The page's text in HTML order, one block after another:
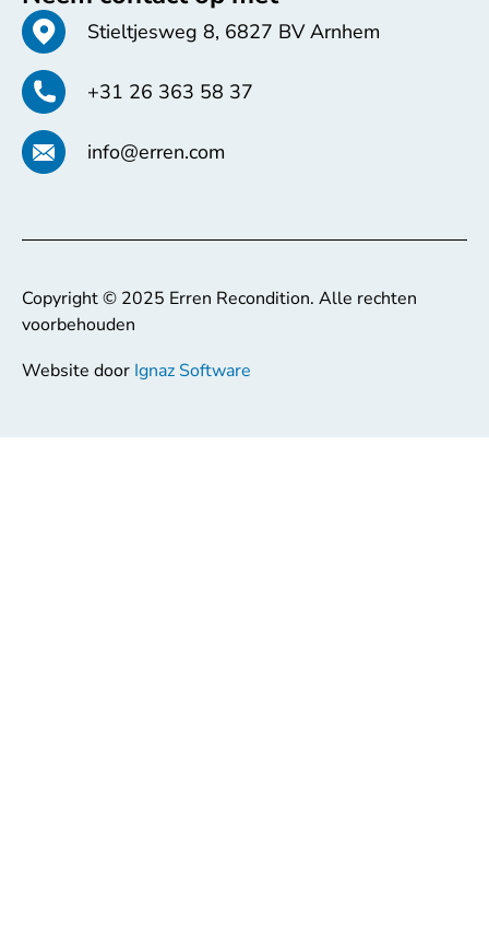
Stieltjesweg 8, 6827 BV Arnhem
+31 26 363 58 37
info@erren.com
Copyright © 2025 Erren Recondition. Alle rechten
voorbehouden
Website door Ignaz Software